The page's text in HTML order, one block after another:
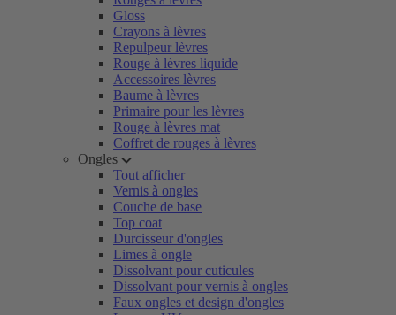
Gloss
Crayons à lèvres
Repulpeur lèvres
Rouge à lèvres liquide
Accessoires lèvres
Baume à lèvres
Primaire pour les lèvres
Rouge à lèvres mat
Coffret de rouges à lèvres
Ongles
Tout afficher
Vernis à ongles
Couche de base
Top coat
Durcisseur d'ongles
Limes à ongle
Dissolvant pour cuticules
Dissolvant pour vernis à ongles
Faux ongles et design d'ongles